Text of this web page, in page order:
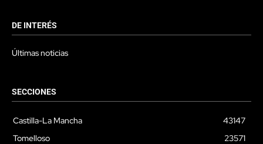
DE INTERÉS
Últimas noticias
SECCIONES
Castilla-La Mancha
43147
Tomelloso
23571